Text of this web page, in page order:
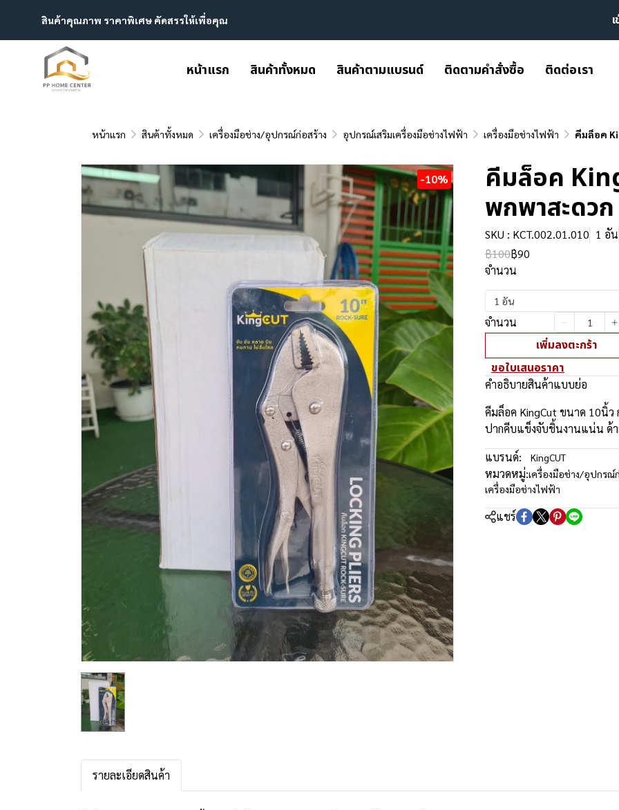
สินค้าคุณภาพ ราคาพิเศษ คัดสรรให้เพื่อคุณ
หน้าแรก สินค้าทั้งหมด สินค้าตามแบรนด์ ติดตามคำสั่งซื้อ ติดต่อเรา
หน้าแรก สินค้าทั้งหมด เครื่องมือช่าง/อุปกรณ์ก่อสร้าง อุปกรณ์เสริมเครื่องมือช่างไฟฟ้า เครื่องมือช่างไฟฟ้า คีมล็อค
-10% คีมล็อค
พกพาสะดวก
SKU : KCT.002.01.010 1 อัน
฿100฿90
จำนวน
1 อัน
จำนวน
เพิ่มลงตะกร้า
ขอใบเสนอราคา
คำอธิบายสินค้าแบบย่อ
คีมล็อค KingCut ขนาด 10นิ้
ปากคีบแข็งจับชิ้นงานแน่น ด้
แบรนด์:
KingCUT
หมวดหมู่:เครื่องมือช่าง/อุปกรณ์
เครื่องมือช่างไฟฟ้า
แชร์
รายละเอียดสินค้า